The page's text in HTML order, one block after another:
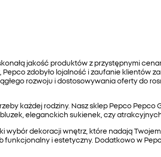
jakość produktów z przystępnymi
zdobyło lojalność i zaufanie klientów
rozwoju i dostosowywania oferty do
każdej rodziny. Nasz sklep Pepco
eleganckich sukienek, czy
wybór dekoracji wnętrz, które nadają
i estetyczny. Dodatkowo w